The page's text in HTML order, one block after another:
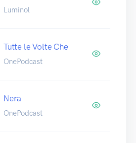
Luminol
Tutte le Volte Che
OnePodcast
Nera
OnePodcast